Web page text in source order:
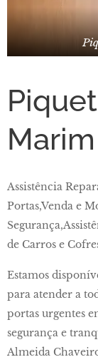
Marim
Assistência
Portas,Venda e
de Carros e
Estamos
para atender a
portas urgentes
segurança e
Almeida